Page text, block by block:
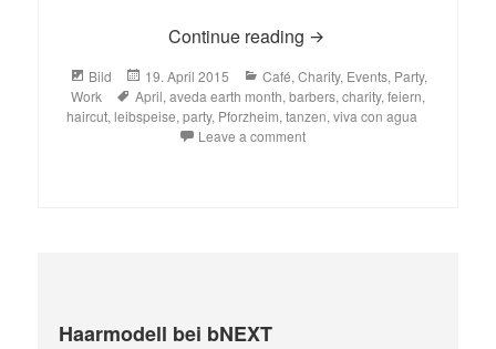
Continue reading charity cut & dance
Format
Bild
Posted
on
19. April 2015 Categories
Café, Charity, Events, Party,
Work
Tags
April, aveda earth month, barbers, charity, feiern,
haircut, leibspeise, party, Pforzheim, tanzen, viva con agua
Leave a comment
Haarmodell bei bNEXT